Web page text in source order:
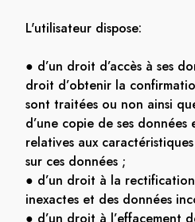
L'utilisateur dispose:
● d’un droit d’accès à ses
droit d’obtenir la
sont traitées ou non ainsi
d’une copie de ses
relatives aux
sur ces données ;
● d’un droit à la
inexactes et des données